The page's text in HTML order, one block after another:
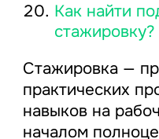
Как найти
стажировку?
Стажировка —
практических
навыков на
началом